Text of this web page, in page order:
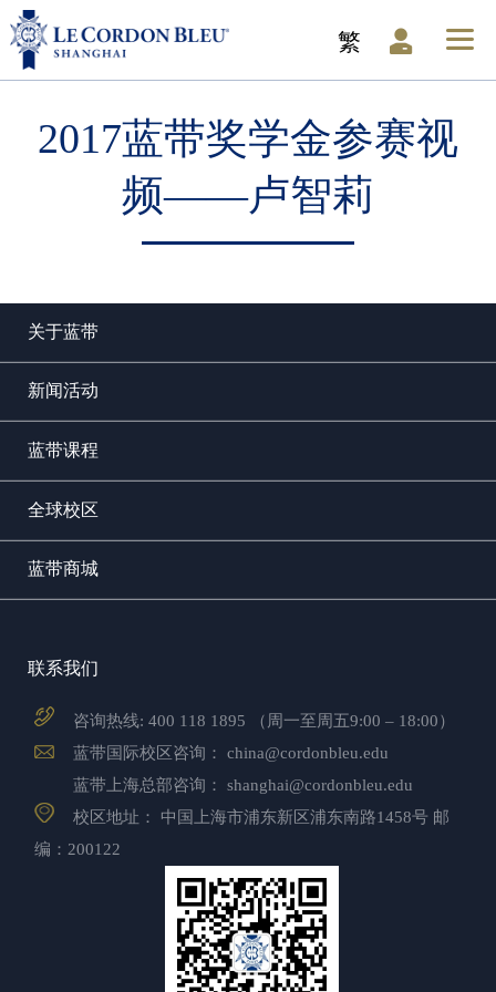
繁
2017蓝带奖学金参赛视
频——卢智莉
关于蓝带
新闻活动
蓝带课程
全球校区
蓝带商城
联系我们
咨询热线: 400 118 1895 （周一至周五9:00 – 18:00）
蓝带国际校区咨询： china@cordonbleu.edu
蓝带上海总部咨询： shanghai@cordonbleu.edu
校区地址： 中国上海市浦东新区浦东南路1458号 邮
编：200122